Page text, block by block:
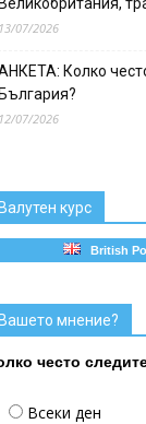
07/2026
Колко
07/2026
курс
British
мнение?
често
Всеки ден